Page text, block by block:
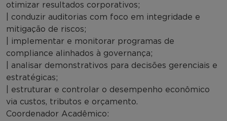
otimizar resultados corporativos;
| conduzir auditorias com foco em integridade e
mitigação de riscos;
| implementar e monitorar programas de
compliance alinhados à governança;
| analisar demonstrativos para decisões gerenciais e
estratégicas;
| estruturar e controlar o desempenho econômico
via custos, tributos e orçamento.
Coordenador Acadêmico: